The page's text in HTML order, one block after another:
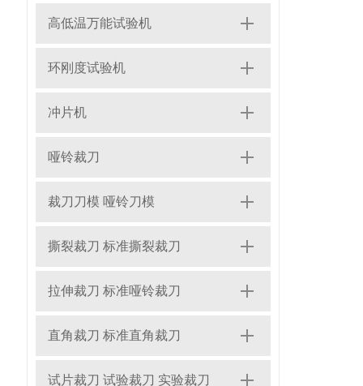
高低温万能试验机
环刚度试验机
冲片机
哑铃裁刀
裁刀刀模 哑铃刀模
撕裂裁刀 标准撕裂裁刀
拉伸裁刀 标准哑铃裁刀
直角裁刀 标准直角裁刀
试片裁刀 试验裁刀 实验裁刀